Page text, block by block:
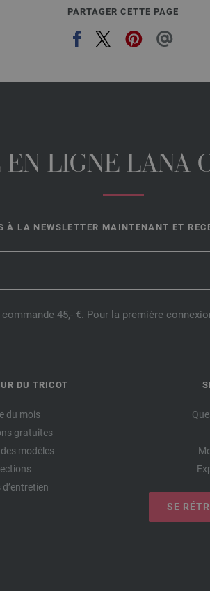
PARTAGER CETTE PAGE
LIGNE LANA
À LA NEWSLETTER MAINTENANT ET
45,- €. Pour la première
DU TRICOT
du mois
gratuites
modèles
d’entretien
SE